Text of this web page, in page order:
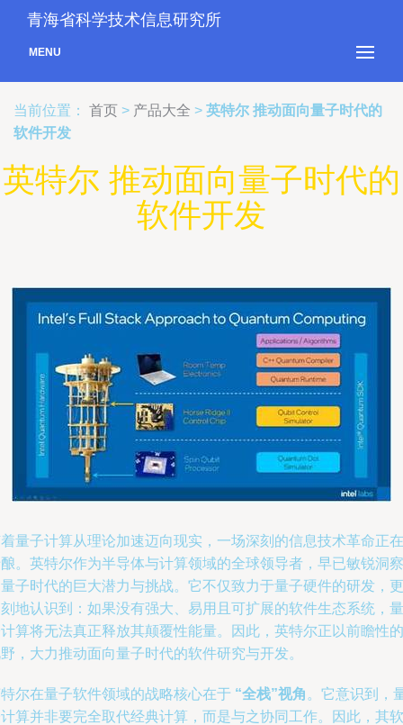
青海省科学技术信息研究所
MENU
当前位置： 首页 > 产品大全 > 英特尔 推动面向量子时代的
软件开发
英特尔 推动面向量子时代的
软件开发
量子计算从理论加速迈向现实，一场深刻的信息技术革命正在
。英特尔作为半导体与计算领域的全球领导者，早已敏锐洞察
子时代的巨大潜力与挑战。它不仅致力于量子硬件的研发，更
地认识到：如果没有强大、易用且可扩展的软件生态系统，量
算将无法真正释放其颠覆性能量。因此，英特尔正以前瞻性的
，大力推动面向量子时代的软件研究与开发。
尔在量子软件领域的战略核心在于 “全栈”视角 。它意识到，
算并非要完全取代经典计算，而是与之协同工作。因此，其软